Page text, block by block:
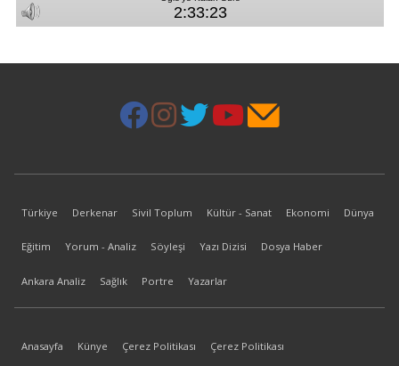
Türkiye Derkenar Sivil Toplum Kültür - Sanat Ekonomi Dünya
Eğitim Yorum - Analiz Söyleşi Yazı Dizisi Dosya Haber
Ankara Analiz Sağlık Portre Yazarlar
Anasayfa Künye Çerez Politikası Çerez Politikası